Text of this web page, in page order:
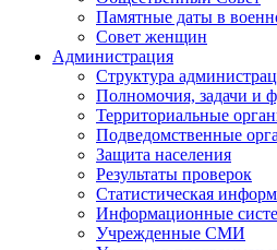
Памятные даты в
Совет женщин
Администрация
Структура
Полномочия, задачи и
Территориальные
Подведомственные
Защита населения
Результаты проверок
Статистическая
Информационные
Учрежденные СМИ